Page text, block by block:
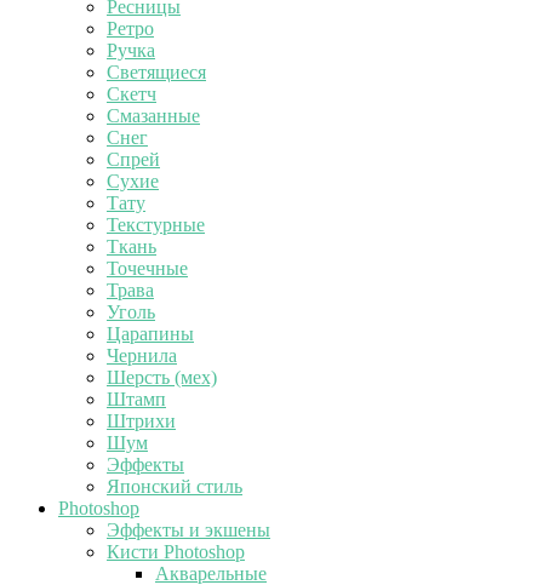
Ресницы
Ретро
Ручка
Светящиеся
Скетч
Смазанные
Снег
Спрей
Сухие
Тату
Текстурные
Ткань
Точечные
Трава
Уголь
Царапины
Чернила
Шерсть (мех)
Штамп
Штрихи
Шум
Эффекты
Японский стиль
Photoshop
Эффекты и экшены
Кисти Photoshop
Акварельные